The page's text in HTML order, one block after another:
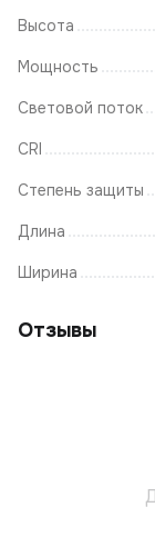
Высота
Мощность
Световой поток
CRI
Степень защиты
Длина
Ширина
Отзывы